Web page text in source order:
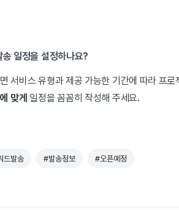
일정을 설정하나요?
서비스 유형과 제공 가능한 기간에 따라 프
맞게 일정을 꼼꼼히 작성해 주세요.
드발송 #발송정보 #오픈예정